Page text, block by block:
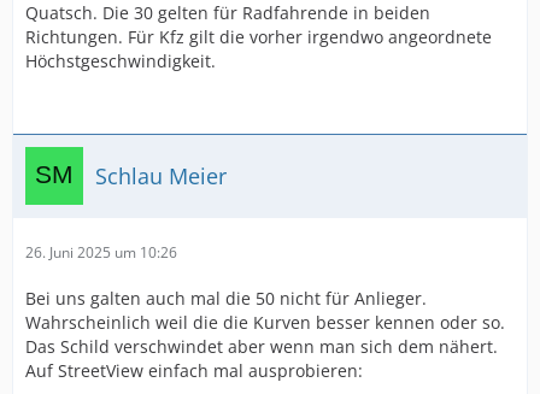
Quatsch. Die 30 gelten für Radfahrende in beiden
Richtungen. Für Kfz gilt die vorher irgendwo angeordnete
Höchstgeschwindigkeit.
Schlau Meier
26. Juni 2025 um 10:26
Bei uns galten auch mal die 50 nicht für Anlieger.
Wahrscheinlich weil die die Kurven besser kennen oder so.
Das Schild verschwindet aber wenn man sich dem nähert.
Auf StreetView einfach mal ausprobieren: